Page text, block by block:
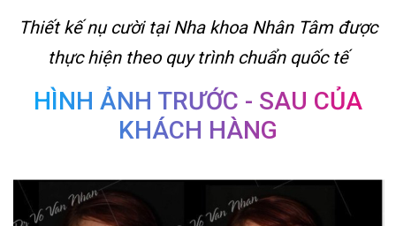
Thiết kế nụ cười tại Nha khoa Nhân Tâm được
thực hiện theo quy trình chuẩn quốc tế
HÌNH ẢNH TRƯỚC - SAU CỦA
KHÁCH HÀNG